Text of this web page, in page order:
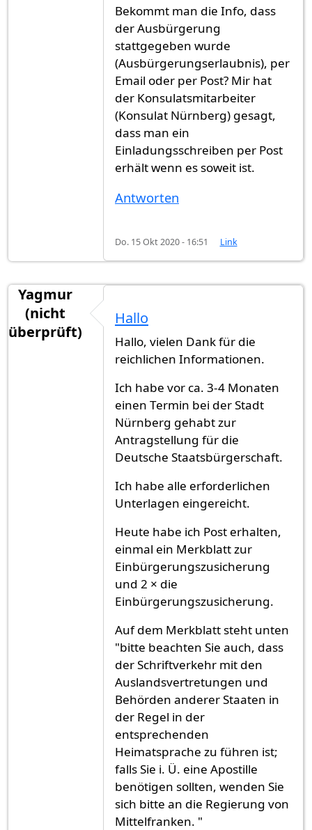
Bekommt man die Info, dass
der Ausbürgerung
stattgegeben wurde
(Ausbürgerungserlaubnis), per
Email oder per Post? Mir hat
der Konsulatsmitarbeiter
(Konsulat Nürnberg) gesagt,
dass man ein
Einladungsschreiben per Post
erhält wenn es soweit ist.
Antworten
Do. 15 Okt 2020 - 16:51 Link
Yagmur
(nicht
überprüft)
Hallo
Hallo, vielen Dank für die
reichlichen Informationen.
Ich habe vor ca. 3-4 Monaten
einen Termin bei der Stadt
Nürnberg gehabt zur
Antragstellung für die
Deutsche Staatsbürgerschaft.
Ich habe alle erforderlichen
Unterlagen eingereicht.
Heute habe ich Post erhalten,
einmal ein Merkblatt zur
Einbürgerungszusicherung
und 2 × die
Einbürgerungszusicherung.
Auf dem Merkblatt steht unten
"bitte beachten Sie auch, dass
der Schriftverkehr mit den
Auslandsvertretungen und
Behörden anderer Staaten in
der Regel in der
entsprechenden
Heimatsprache zu führen ist;
falls Sie i. Ü. eine Apostille
benötigen sollten, wenden Sie
sich bitte an die Regierung von
Mittelfranken. "